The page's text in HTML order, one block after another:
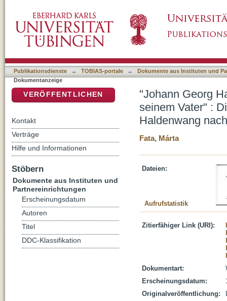
der Ofterdinger Familie Haldenwang nach
Publikationsdienste → TOBIAS-portale →
Dokumente aus Instituten und
Dokumentanzeige
"Johann Georg
seinem Vater" :
Haldenwang
Fata, Márta
Dateien:
Aufrufstatistik
Zitierfähiger Link (URI):
Dokumentart:
Erscheinungsdatum:
Originalveröffentlichung:
VERÖFFENTLICHEN
Kontakt
Verträge
Hilfe und Informationen
Stöbern
Dokumente aus Instituten und
Partnereinrichtungen
Erscheinungsdatum
Autoren
Titel
DDC-Klassifikation